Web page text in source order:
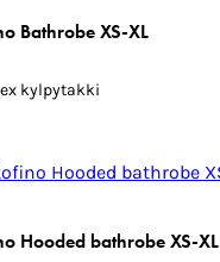
Bathrobe XS-XL
kylpytakki
Hooded bathrobe XS-XL